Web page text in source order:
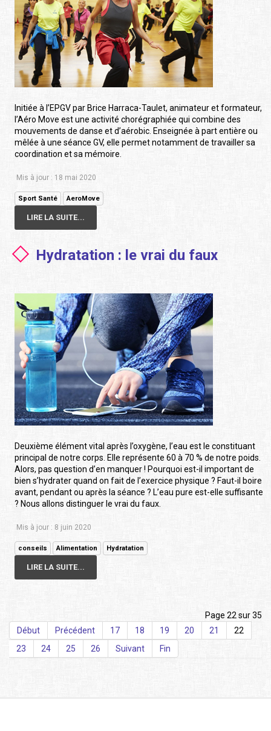
Initiée à l’EPGV par Brice Harraca-Taulet, animateur et formateur,
l’Aéro Move est une activité chorégraphiée qui combine des
mouvements de danse et d’aérobic. Enseignée à part entière ou
mêlée à une séance GV, elle permet notamment de travailler sa
coordination et sa mémoire.
Mis à jour : 18 mai 2020
Sport Santé AeroMove
LIRE LA SUITE...
Hydratation : le vrai du faux
Deuxième élément vital après l’oxygène, l’eau est le constituant
principal de notre corps. Elle représente 60 à 70 % de notre poids.
Alors, pas question d’en manquer ! Pourquoi est-il important de
bien s’hydrater quand on fait de l’exercice physique ? Faut-il boire
avant, pendant ou après la séance ? L’eau pure est-elle suffisante
? Nous allons distinguer le vrai du faux.
Mis à jour : 8 juin 2020
conseils Alimentation Hydratation
LIRE LA SUITE...
Page 22 sur 35
Début
Précédent 17 18 19 20 21
22
23
24 25 26 Suivant Fin